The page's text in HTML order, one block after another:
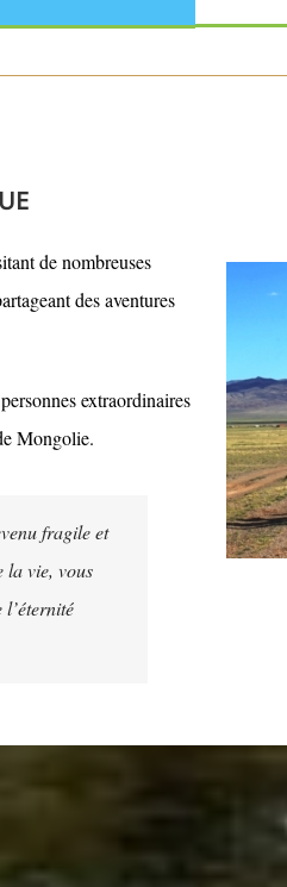
de nombreuses
des aventures
extraordinaires
Mongolie.
fragile et
la vie, vous
l’éternité